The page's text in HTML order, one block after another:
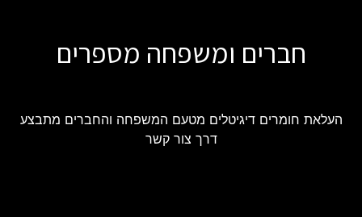
חברים ומשפחה מספרים
העלאת חומרים דיגיטלים מטעם המשפחה והחברים מתבצע
דרך צור קשר